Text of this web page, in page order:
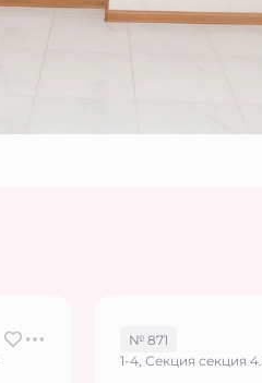
№ 871
1-4, Секция секция